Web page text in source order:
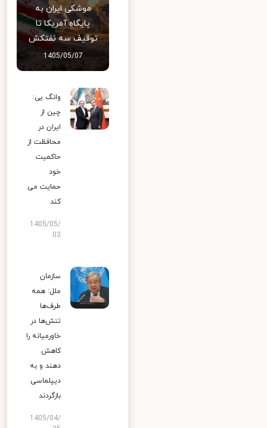
موشکی ایران به
پایگاه آمریکا تا
توقیف سه نفتکش
1405/05/07
وانگ یی:
چین از
ایران در
محافظت از
حاکمیت
خود
حمایت می
کند
1405/05/
03
سازمان
ملل: همه
طرف‌ها
تنش‌ها در
خاورمیانه را
کاهش
دهند و به
دیپلماسی
بازگردند
1405/04/